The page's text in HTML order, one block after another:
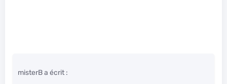
misterB a écrit :